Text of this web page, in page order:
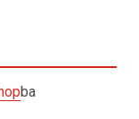
ba